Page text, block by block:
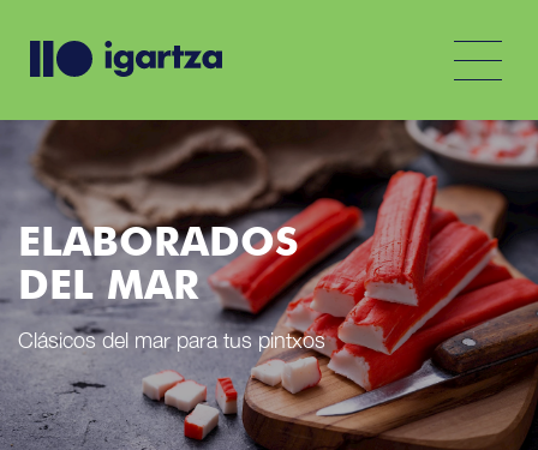
ELABORADOS
DEL MAR
Clásicos del mar para tus pintxos